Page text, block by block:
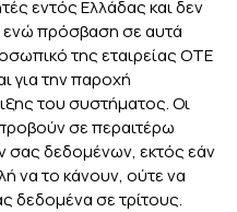
εντός Ελλάδας και δεν
ενώ πρόσβαση σε αυτά
της εταιρείας ΟΤΕ
για την παροχή
του συστήματος. Οι
σε περαιτέρω
σας δεδομένων, εκτός εάν
να το κάνουν, ούτε να
δεδομένα σε τρίτους.